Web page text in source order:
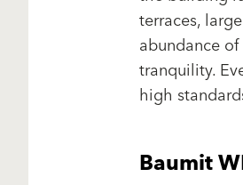
terraces,
abundance
tranquility.
high
Baumit